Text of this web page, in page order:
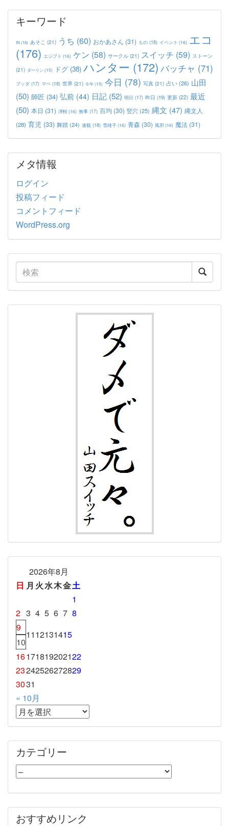
キーワード
IN(14) あそこ (21) うち (60) おかあさん (31) もの (18) イベント (16) エコ
(176) エジプト (16) ケン (58) サークル (21) スイッチ (59) ストーン
(21) ダーリン(15) ドグ (38) ハンター (172) バッチャ (71)
ブッダ (17) マペ (18) 世界 (21) 今年(15) 今日 (78) 写真 (21) 占い(26) 山田
(50) 師匠 (34) 弘前 (44) 日記 (52) 明日 (17) 昨日 (19) 更新 (22) 最近
(50) 本日 (31) 津軽(16) 無事 (17) 百均 (30) 竪穴 (25) 縄文 (47) 縄文人
(28) 育児 (33) 舞踏 (24) 連載 (18) 雪雄子(16) 青森 (30) 風邪(16) 魔法 (31)
メタ情報
ログイン
投稿フィード
コメントフィード
WordPress.org
2026年8月
日 月 火水木金土
1
2 3 4 5 6 7 8
9
10
1112131415
16171819202122
23242526272829
3031
« 10月
カテゴリー
おすすめリンク